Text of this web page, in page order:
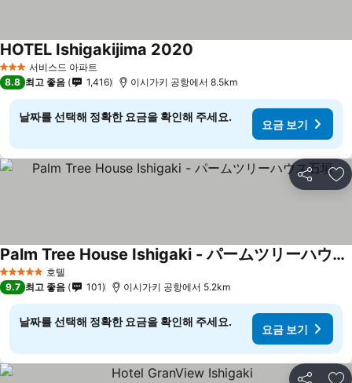
3 성급 서비스드 아파트
HOTEL Ishigakijima 2020
8.8 최고 좋음 1,416 이시가키 공항에서 8.5km
날짜를 선택해 정확한 요금을 확인해 주세요.
요금 보기
공유 즐
5 성급 호텔
Palm Tree House Ishigaki - パームツリーハウス石垣
요금 보기
9.7 최고 좋음 101 이시가키 공항에서 5.2km
날짜를 선택해 정확한 요금을 확인해 주세요.
요금 보기